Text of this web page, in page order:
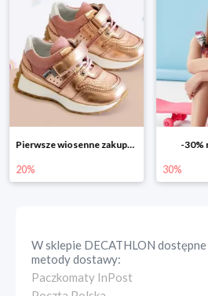
-30% na wszystko!!
30%
-40%
40%
W sklepie DECATHLON
metody dostawy:
Paczkomaty InPost